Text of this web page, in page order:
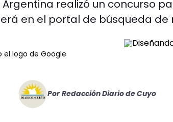
realizó un concurso
en el portal de búsqueda
el logo de Google
Por Redacción Diario de Cuyo